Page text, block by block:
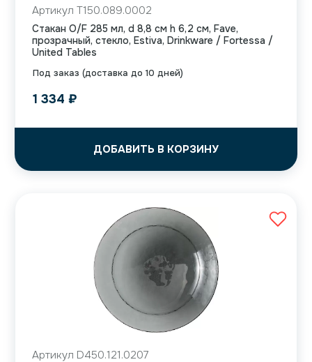
Под заказ (доставка до 10 дней)
Артикул T150.089.0002
Стакан O/F 285 мл, d 8,8 см h 6,2 см, Fave,
прозрачный, стекло, Estiva, Drinkware / Fortessa /
United Tables
1 334 ₽
ДОБАВИТЬ В КОРЗИНУ
Артикул D450.121.0207